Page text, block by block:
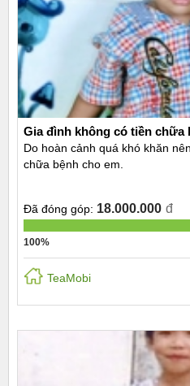
Gia đình không có tiền chữa
Do hoàn cảnh quá khó khăn
chữa bệnh cho em.
Đã đóng góp: 18.000.000 đ
100%
TeaMobi